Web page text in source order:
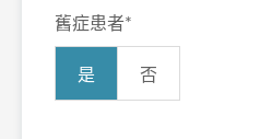
舊症患者*
是 否